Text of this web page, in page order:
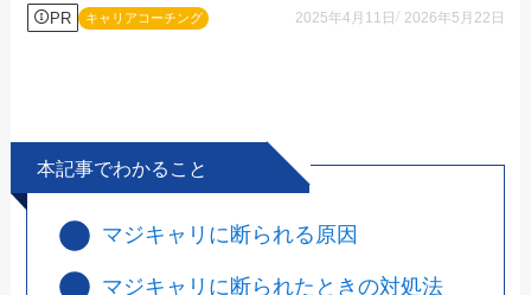
PR キャリアコーチング 2025年4月11日 2026年5月22日
本記事でわかること
マジキャリに断られる原因
マジキャリに断られたときの対処法